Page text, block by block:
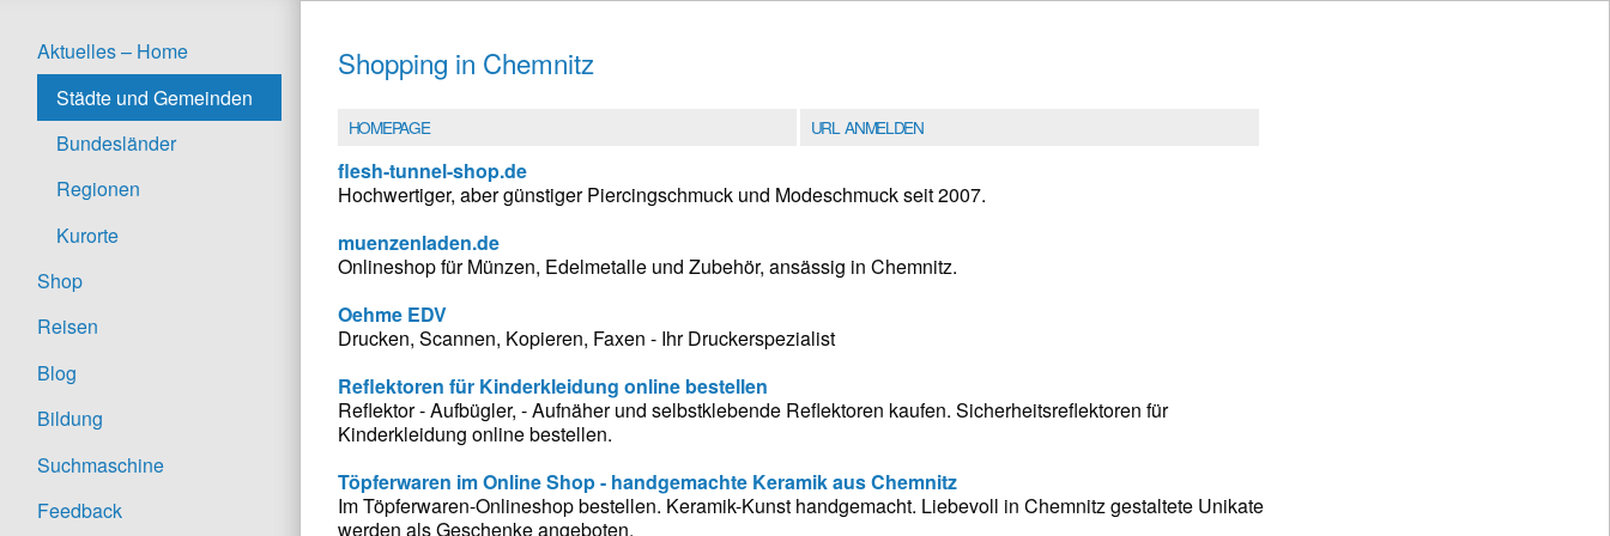
Aktuelles – Home
Städte und Gemeinden
Bundesländer
Regionen
Kurorte
Shop
Reisen
Blog
Bildung
Suchmaschine
Feedback
Shopping in Chemnitz
HOMEPAGE URL ANMELDEN
flesh-tunnel-shop.de
Hochwertiger, aber günstiger Piercingschmuck und Modeschmuck seit 2007.
muenzenladen.de
Onlineshop für Münzen, Edelmetalle und Zubehör, ansässig in Chemnitz.
Oehme EDV
Drucken, Scannen, Kopieren, Faxen - Ihr Druckerspezialist
Reflektoren für Kinderkleidung online bestellen
Reflektor - Aufbügler, - Aufnäher und selbstklebende Reflektoren kaufen. Sicherheitsreflektoren für
Kinderkleidung online bestellen.
Töpferwaren im Online Shop - handgemachte Keramik aus Chemnitz
Im Töpferwaren-Onlineshop bestellen. Keramik-Kunst handgemacht. Liebevoll in Chemnitz gestaltete Unikate
werden als Geschenke angeboten.